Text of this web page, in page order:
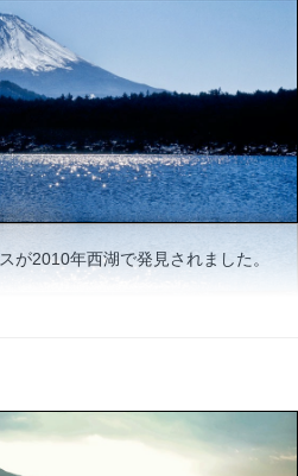
が2010年西湖で発見されました。